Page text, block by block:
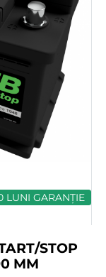
LUNI GARANȚIE
STOP
MM